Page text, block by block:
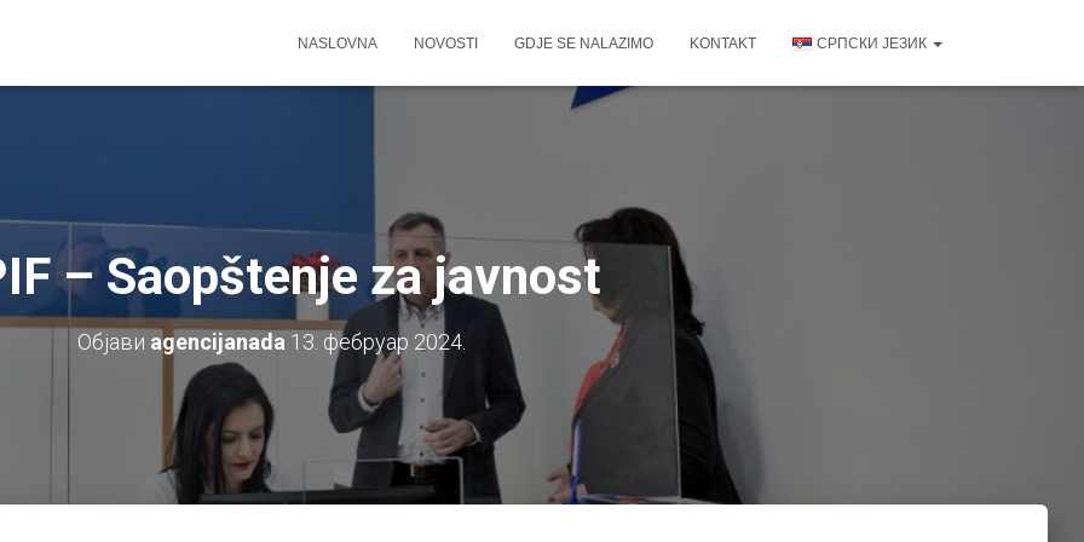
NASLOVNA NOVOSTI GDJE SE NALAZIMO KONTAKT СРПСКИ ЈЕЗИК
– Saopštenje za javnost
Објави agencijanada 13. фебруар 2024.